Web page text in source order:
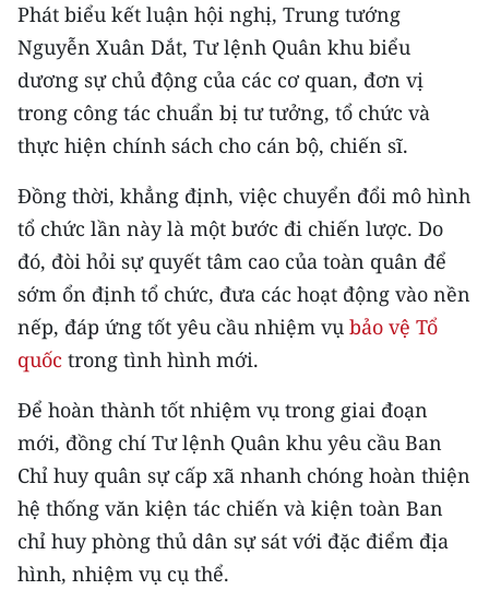
Media Giáo dục
Media Y tế
Media Khoa học - Công nghệ
Ảnh
Infographic
TIN MỚI
Trung du và miền núi phía Bắc
Đồng bằng sông Hồng
Bắc Trung Bộ
Duyên hải Nam Trung Bộ và Tây
Phát biểu kết luận hội nghị, Trung tướng
Nguyễn Xuân Dắt, Tư lệnh Quân khu biểu
dương sự chủ động của các cơ quan, đơn vị
trong công tác chuẩn bị tư tưởng, tổ chức và
thực hiện chính sách cho cán bộ, chiến sĩ.
Đồng thời, khẳng định, việc chuyển đổi mô hình
tổ chức lần này là một bước đi chiến lược. Do
đó, đòi hỏi sự quyết tâm cao của toàn quân để
sớm ổn định tổ chức, đưa các hoạt động vào nền
nếp, đáp ứng tốt yêu cầu nhiệm vụ bảo vệ Tổ
quốc trong tình hình mới.
Để hoàn thành tốt nhiệm vụ trong giai đoạn
mới, đồng chí Tư lệnh Quân khu yêu cầu Ban
Chỉ huy quân sự cấp xã nhanh chóng hoàn thiện
hệ thống văn kiện tác chiến và kiện toàn Ban
chỉ huy phòng thủ dân sự sát với đặc điểm địa
hình, nhiệm vụ cụ thể.